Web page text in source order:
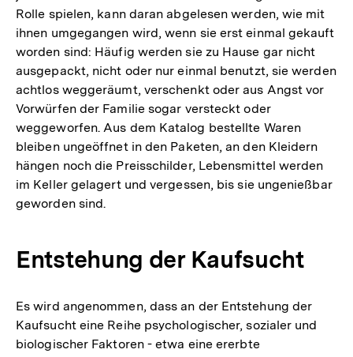
Rolle spielen, kann daran abgelesen werden, wie mit
ihnen umgegangen wird, wenn sie erst einmal gekauft
worden sind: Häufig werden sie zu Hause gar nicht
ausgepackt, nicht oder nur einmal benutzt, sie werden
achtlos weggeräumt, verschenkt oder aus Angst vor
Vorwürfen der Familie sogar versteckt oder
weggeworfen. Aus dem Katalog bestellte Waren
bleiben ungeöffnet in den Paketen, an den Kleidern
hängen noch die Preisschilder, Lebensmittel werden
im Keller gelagert und vergessen, bis sie ungenießbar
geworden sind.
Entstehung der Kaufsucht
Es wird angenommen, dass an der Entstehung der
Kaufsucht eine Reihe psychologischer, sozialer und
biologischer Faktoren - etwa eine ererbte